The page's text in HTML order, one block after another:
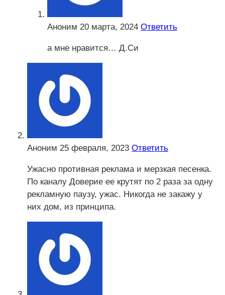
Аноним 20 марта, 2024 Ответить
а мне нравится… Д.Си
Аноним 25 февраля, 2023 Ответить
Ужасно противная реклама и мерзкая песенка.
По каналу Доверие ее крутят по 2 раза за одну
рекламную паузу, ужас. Никогда не закажу у
них дом, из принципа.